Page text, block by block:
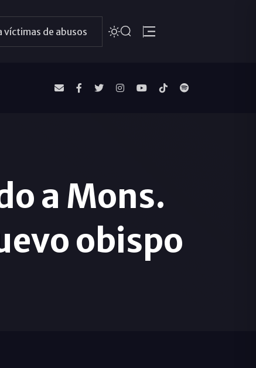
víctimas de abusos
a Mons.
obispo